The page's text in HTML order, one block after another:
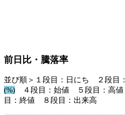
前日比・騰落率
並び順＞１段目：日にち ２段目：
(%) ４段目：始値 ５段目：高
目：終値 ８段目：出来高